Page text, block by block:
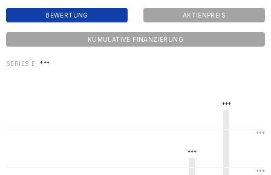
BEWERTUNG AKTIENPREIS
KUMULATIVE FINANZIERUNG
SERIES E ***